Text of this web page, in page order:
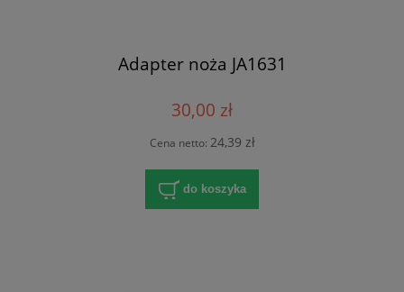
Adapter noża JA1631
30,00 zł
Cena netto: 24,39 zł
do koszyka